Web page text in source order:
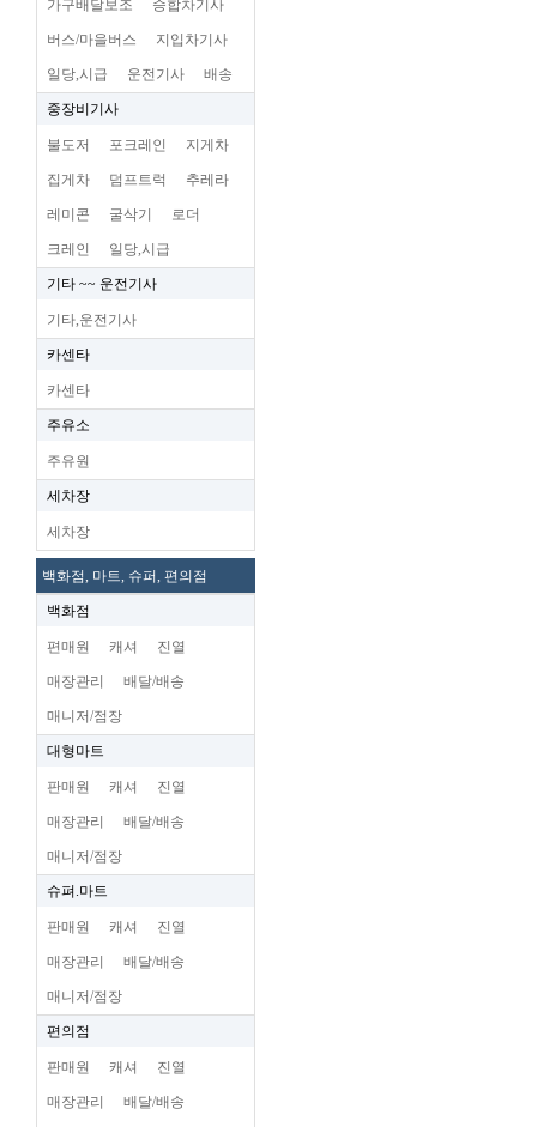
가구배달보조 승합차기사
버스/마을버스 지입차기사
일당,시급 운전기사 배송
중장비기사
불도저 포크레인 지게차
집게차 덤프트럭 추레라
레미콘 굴삭기 로더
크레인 일당,시급
기타 ~~ 운전기사
기타,운전기사
카센타
카센타
주유소
주유원
세차장
세차장
백화점, 마트, 슈퍼, 편의점
백화점
편매원 캐셔 진열
매장관리 배달/배송
매니저/점장
대형마트
판매원 캐셔 진열
매장관리 배달/배송
매니저/점장
슈펴.마트
판매원 캐셔 진열
매장관리 배달/배송
매니저/점장
편의점
판매원 캐셔 진열
매장관리 배달/배송